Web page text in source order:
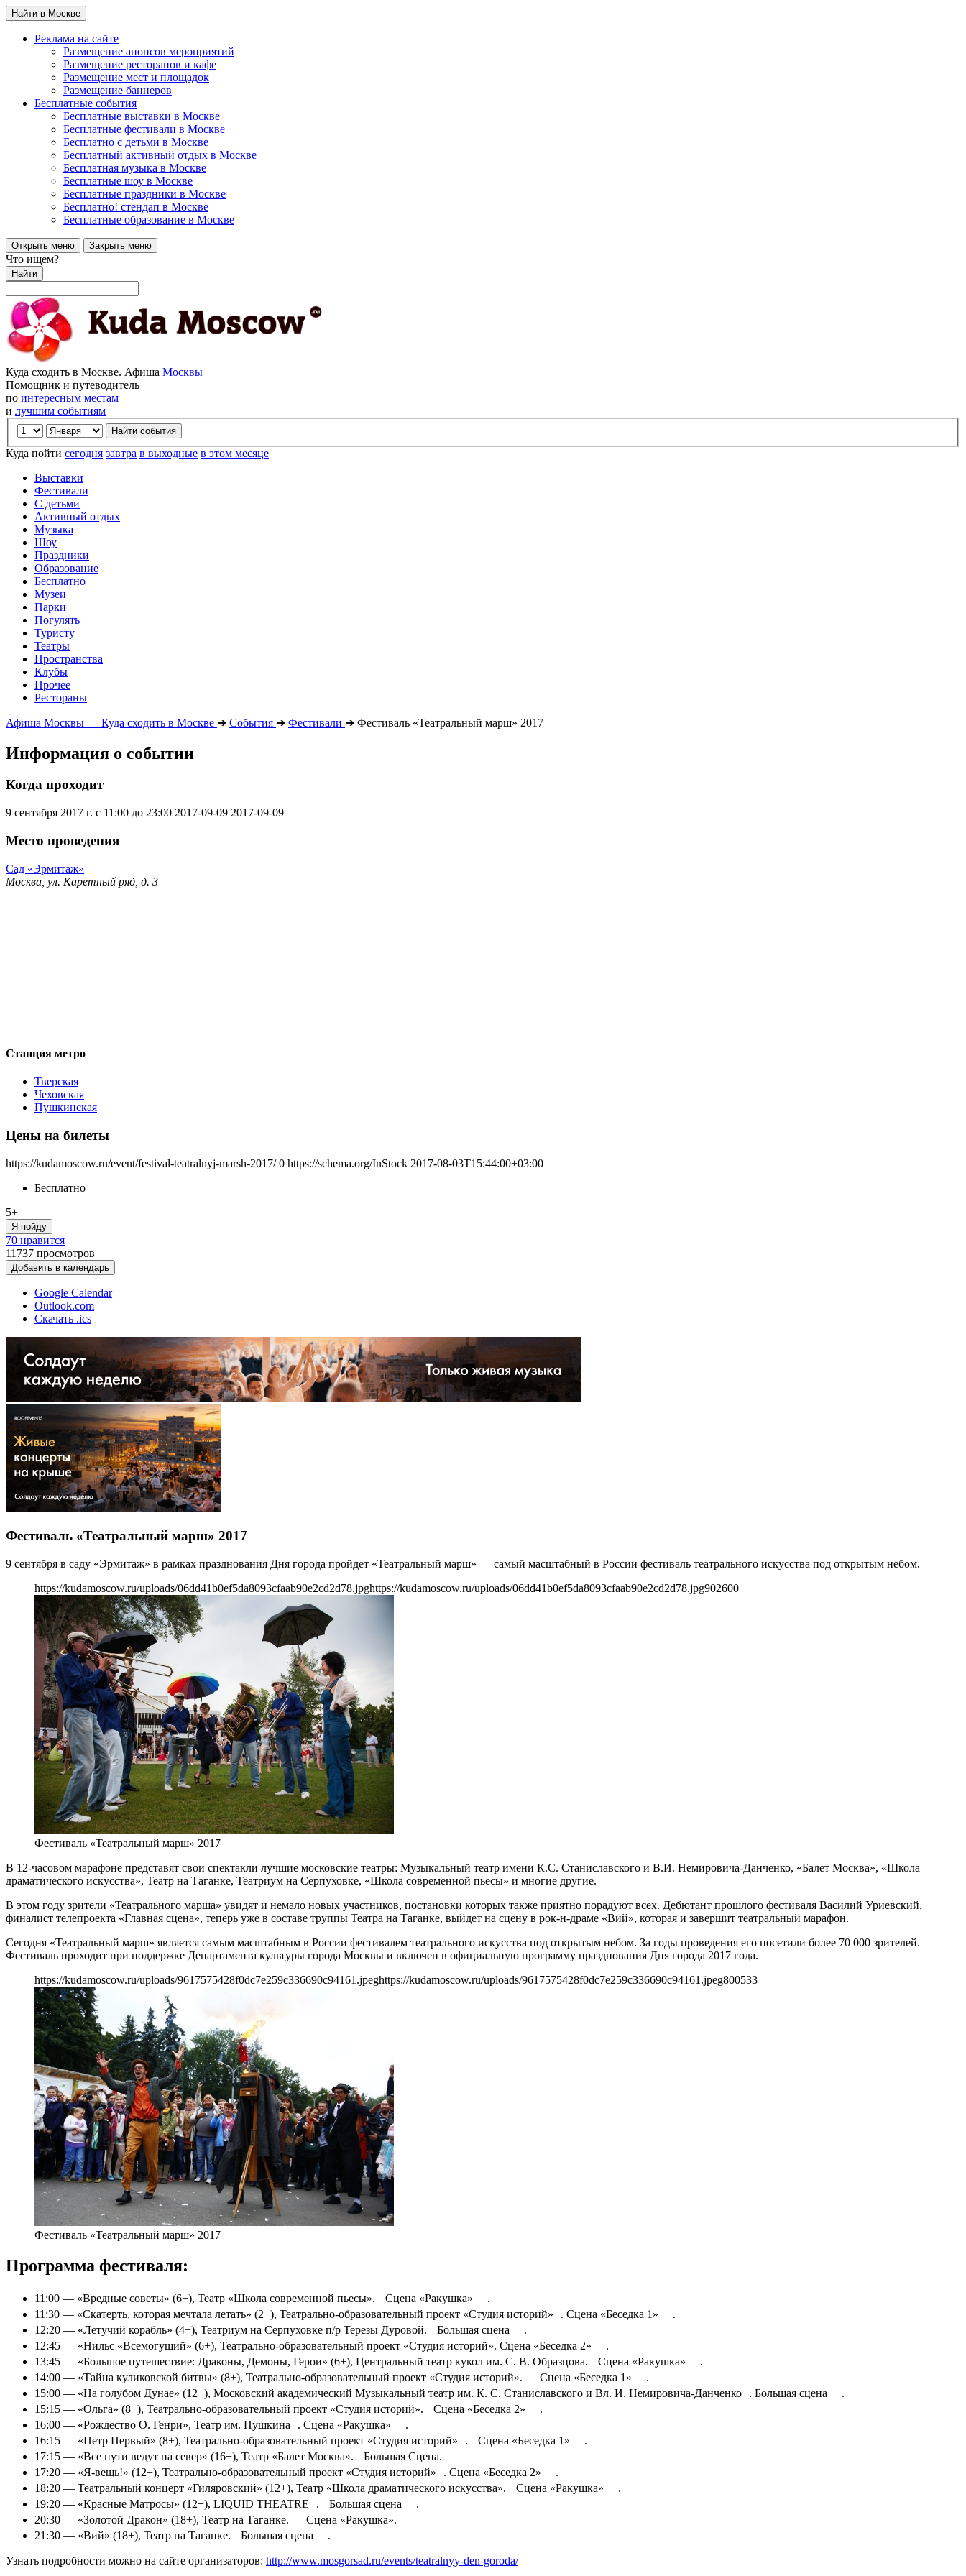
Найти в Москве
Реклама на сайте
Размещение анонсов мероприятий
Размещение ресторанов и кафе
Размещение мест и площадок
Размещение баннеров
Бесплатные события
Бесплатные выставки в Москве
Бесплатные фестивали в Москве
Бесплатно с детьми в Москве
Бесплатный активный отдых в Москве
Бесплатная музыка в Москве
Бесплатные шоу в Москве
Бесплатные праздники в Москве
Бесплатно! стендап в Москве
Бесплатные образование в Москве
Открыть меню Закрыть меню
Что ищем?
Найти
Куда сходить в Москве. Афиша Москвы
Помощник и путеводитель
по интересным местам
и лучшим событиям
Куда пойти сегодня завтра в выходные в этом месяце
Выставки
Фестивали
С детьми
Активный отдых
Музыка
Шоу
Праздники
Образование
Бесплатно
Музеи
Парки
Погулять
Туристу
Театры
Пространства
Клубы
Прочее
Рестораны
Афиша Москвы — Куда сходить в Москве ➔ События ➔ Фестивали ➔ Фестиваль «Театральный марш» 2017
Информация о событии
Когда проходит
9 сентября 2017 г. с 11:00 до 23:00 2017-09-09 2017-09-09
Место проведения
Сад «Эрмитаж»
Москва, ул. Каретный ряд, д. 3
Станция метро
Тверская
Чеховская
Пушкинская
Цены на билеты
https://kudamoscow.ru/event/festival-teatralnyj-marsh-2017/ 0 https://schema.org/InStock 2017-08-03T15:44:00+03:00
Бесплатно
5+
Я пойду
70 нравится
11737 просмотров
Добавить в календарь
Google Calendar
Outlook.com
Скачать .ics
Фестиваль «Театральный марш» 2017
9 сентября в саду «Эрмитаж» в рамках празднования Дня города пройдет «Театральный марш» — самый масштабный в России фестиваль театрального искусства под открытым небом.
https://kudamoscow.ru/uploads/06dd41b0ef5da8093cfaab90e2cd2d78.jpghttps://kudamoscow.ru/uploads/06dd41b0ef5da8093cfaab90e2cd2d78.jpg902600
Фестиваль «Театральный марш» 2017
В 12-часовом марафоне представят свои спектакли лучшие московские театры: Музыкальный театр имени К.С. Станиславского и В.И. Немировича-Данченко, «Балет Москва», «Школа
драматического искусства», Театр на Таганке, Театриум на Серпуховке, «Школа современной пьесы» и многие другие.
В этом году зрители «Театрального марша» увидят и немало новых участников, постановки которых также приятно порадуют всех. Дебютант прошлого фестиваля Василий Уриевский,
финалист телепроекта «Главная сцена», теперь уже в составе труппы Театра на Таганке, выйдет на сцену в рок-н-драме «Вий», которая и завершит театральный марафон.
Сегодня «Театральный марш» является самым масштабным в России фестивалем театрального искусства под открытым небом. За годы проведения его посетили более 70 000 зрителей.
Фестиваль проходит при поддержке Департамента культуры города Москвы и включен в официальную программу празднования Дня города 2017 года.
https://kudamoscow.ru/uploads/9617575428f0dc7e259c336690c94161.jpeghttps://kudamoscow.ru/uploads/9617575428f0dc7e259c336690c94161.jpeg800533
Фестиваль «Театральный марш» 2017
Программа фестиваля:
11:00 — «Вредные советы» (6+), Театр «Школа современной пьесы». Сцена «Ракушка» .
11:30 — «Скатерть, которая мечтала летать» (2+), Театрально-образовательный проект «Студия историй» . Сцена «Беседка 1» .
12:20 — «Летучий корабль» (4+), Театриум на Серпуховке п/р Терезы Дуровой. Большая сцена .
12:45 — «Нильс «Всемогущий» (6+), Театрально-образовательный проект «Студия историй». Сцена «Беседка 2» .
13:45 — «Большое путешествие: Драконы, Демоны, Герои» (6+), Центральный театр кукол им. С. В. Образцова. Сцена «Ракушка» .
14:00 — «Тайна куликовской битвы» (8+), Театрально-образовательный проект «Студия историй». Сцена «Беседка 1» .
15:00 — «На голубом Дунае» (12+), Московский академический Музыкальный театр им. К. С. Станиславского и Вл. И. Немировича-Данченко . Большая сцена .
15:15 — «Ольга» (8+), Театрально-образовательный проект «Студия историй». Сцена «Беседка 2» .
16:00 — «Рождество О. Генри», Театр им. Пушкина . Сцена «Ракушка» .
16:15 — «Петр Первый» (8+), Театрально-образовательный проект «Студия историй» . Сцена «Беседка 1» .
17:15 — «Все пути ведут на север» (16+), Театр «Балет Москва». Большая Сцена.
17:20 — «Я-вещь!» (12+), Театрально-образовательный проект «Студия историй» . Сцена «Беседка 2» .
18:20 — Театральный концерт «Гиляровский» (12+), Театр «Школа драматического искусства». Сцена «Ракушка» .
19:20 — «Красные Матросы» (12+), LIQUID THEATRE . Большая сцена .
20:30 — «Золотой Дракон» (18+), Театр на Таганке. Сцена «Ракушка».
21:30 — «Вий» (18+), Театр на Таганке. Большая сцена .
Узнать подробности можно на сайте организаторов: http://www.mosgorsad.ru/events/teatralnyy-den-goroda/